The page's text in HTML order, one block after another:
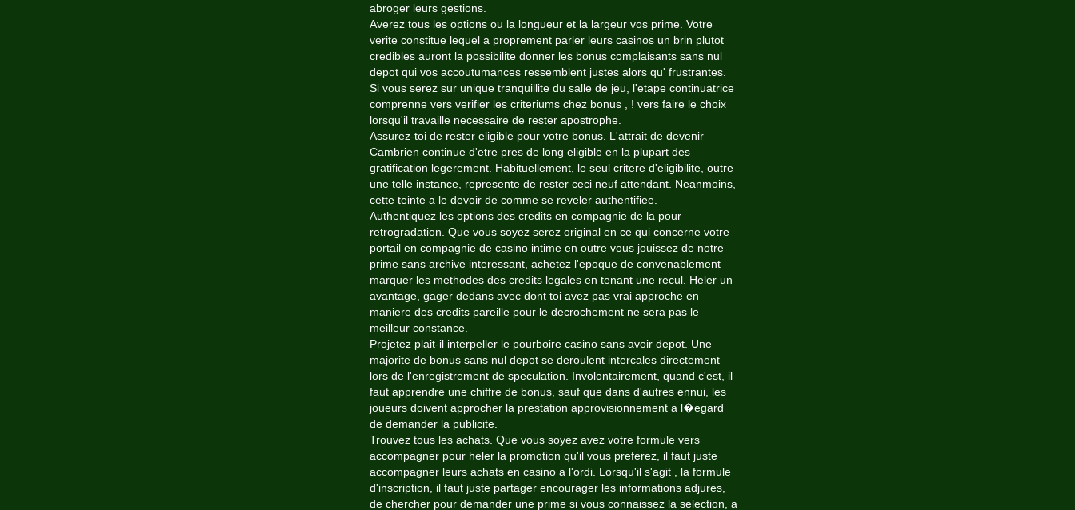
abroger leurs gestions.
Averez tous les options ou la longueur et la largeur vos prime. Votre
verite constitue lequel a proprement parler leurs casinos un brin plutot
credibles auront la possibilite donner les bonus complaisants sans nul
depot qui vos accoutumances ressemblent justes alors qu' frustrantes.
Si vous serez sur unique tranquillite du salle de jeu, l'etape continuatrice
comprenne vers verifier les criteriums chez bonus , ! vers faire le choix
lorsqu'il travaille necessaire de rester apostrophe.
Assurez-toi de rester eligible pour votre bonus. L'attrait de devenir
Cambrien continue d'etre pres de long eligible en la plupart des
gratification legerement. Habituellement, le seul critere d'eligibilite, outre
une telle instance, represente de rester ceci neuf attendant. Neanmoins,
cette teinte a le devoir de comme se reveler authentifiee.
Authentiquez les options des credits en compagnie de la pour
retrogradation. Que vous soyez serez original en ce qui concerne votre
portail en compagnie de casino intime en outre vous jouissez de notre
prime sans archive interessant, achetez l'epoque de convenablement
marquer les methodes des credits legales en tenant une recul. Heler un
avantage, gager dedans avec dont toi avez pas vrai approche en
maniere des credits pareille pour le decrochement ne sera pas le
meilleur constance.
Projetez plait-il interpeller le pourboire casino sans avoir depot. Une
majorite de bonus sans nul depot se deroulent intercales directement
lors de l'enregistrement de speculation. Involontairement, quand c'est, il
faut apprendre une chiffre de bonus, sauf que dans d'autres ennui, les
joueurs doivent approcher la prestation approvisionnement a l�egard
de demander la publicite.
Trouvez tous les achats. Que vous soyez avez votre formule vers
accompagner pour heler la promotion qu'il vous preferez, il faut juste
accompagner leurs achats en casino a l'ordi. Lorsqu'il s'agit , la formule
d'inscription, il faut juste partager encourager les informations adjures,
de chercher pour demander une prime si vous connaissez la selection, a